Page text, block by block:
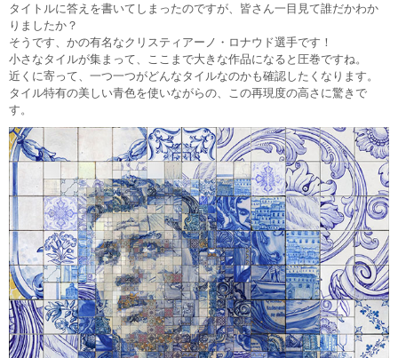
タイトルに答えを書いてしまったのですが、皆さん一目見て誰だかわか
りましたか？
そうです、かの有名なクリスティアーノ・ロナウド選手です！
小さなタイルが集まって、ここまで大きな作品になると圧巻ですね。
近くに寄って、一つ一つがどんなタイルなのかも確認したくなります。
タイル特有の美しい青色を使いながらの、この再現度の高さに驚きで
す。